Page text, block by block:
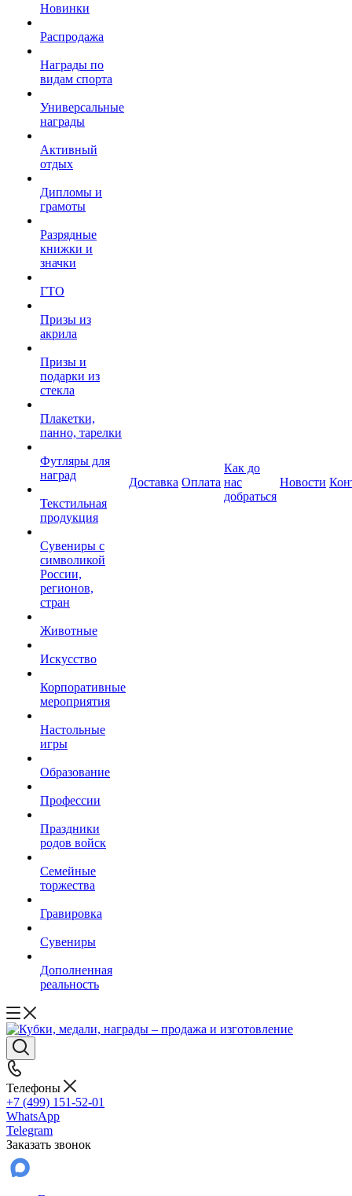
Новинки
Распродажа
Награды по
видам спорта
Универсальные
награды
Активный
отдых
Дипломы и
грамоты
Разрядные
книжки и
значки
ГТО
Призы из
акрила
Призы и
подарки из
стекла
Плакетки,
панно, тарелки
Футляры для
наград
Текстильная
продукция
Сувениры с
символикой
России,
регионов,
стран
Животные
Искусство
Корпоративные
мероприятия
Настольные
игры
Образование
Профессии
Праздники
родов войск
Семейные
торжества
Гравировка
Сувениры
Дополненная
реальность
Доставка Оплата
Как до
нас
добраться
Новости
Телефоны
+7 (499) 151-52-01
WhatsApp
Telegram
Заказать звонок